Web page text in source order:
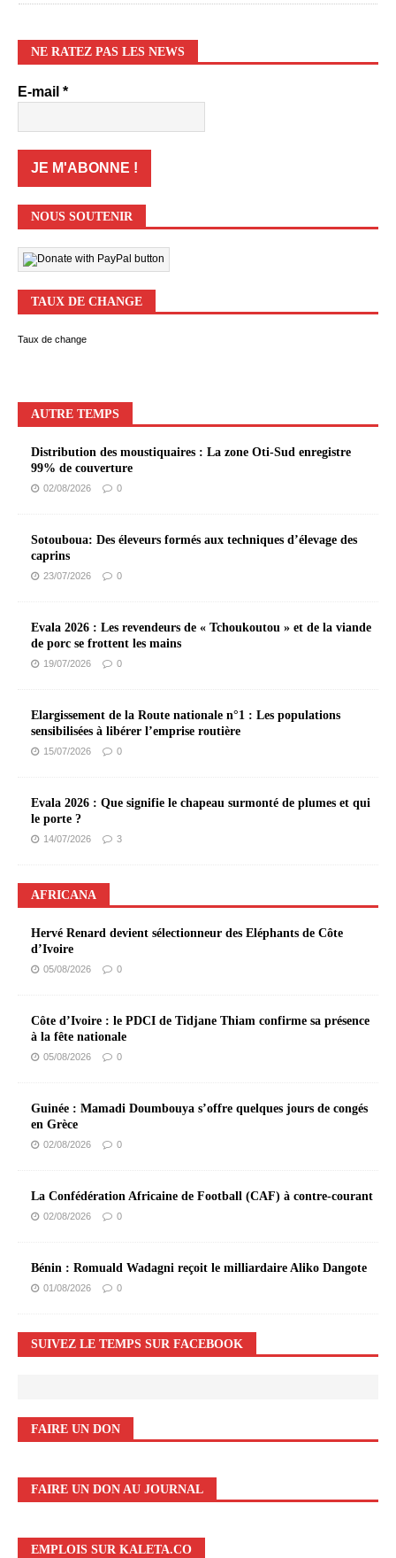
NE RATEZ PAS LES NEWS
E-mail *
NOUS SOUTENIR
TAUX DE CHANGE
Taux de change
AUTRE TEMPS
Distribution des moustiquaires : La zone Oti-Sud enregistre
99% de couverture
02/08/2026 0
Sotouboua: Des éleveurs formés aux techniques d’élevage des
caprins
23/07/2026 0
Evala 2026 : Les revendeurs de « Tchoukoutou » et de la viande
de porc se frottent les mains
19/07/2026 0
Elargissement de la Route nationale n°1 : Les populations
sensibilisées à libérer l’emprise routière
15/07/2026 0
Evala 2026 : Que signifie le chapeau surmonté de plumes et qui
le porte ?
14/07/2026 3
AFRICANA
Hervé Renard devient sélectionneur des Eléphants de Côte
d’Ivoire
05/08/2026 0
Côte d’Ivoire : le PDCI de Tidjane Thiam confirme sa présence
à la fête nationale
05/08/2026 0
Guinée : Mamadi Doumbouya s’offre quelques jours de congés
en Grèce
02/08/2026 0
La Confédération Africaine de Football (CAF) à contre-courant
02/08/2026 0
Bénin : Romuald Wadagni reçoit le milliardaire Aliko Dangote
01/08/2026 0
SUIVEZ LE TEMPS SUR FACEBOOK
FAIRE UN DON
FAIRE UN DON AU JOURNAL
EMPLOIS SUR KALETA.CO